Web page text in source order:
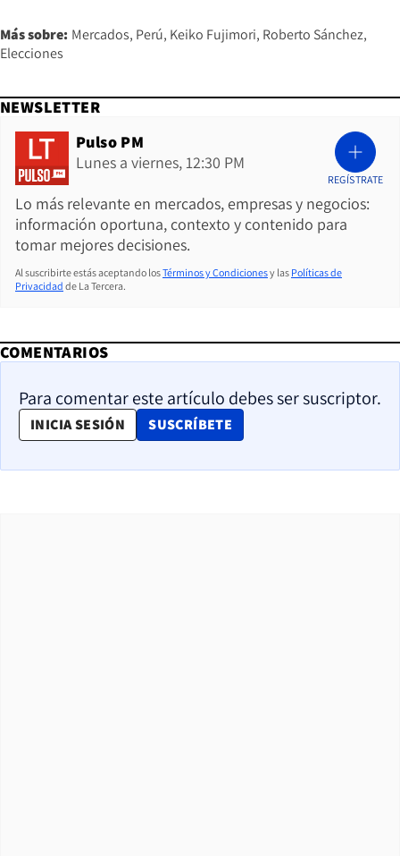
Más sobre: Mercados Perú Keiko Fujimori Roberto Sánchez
Elecciones
NEWSLETTER
Pulso PM
Lunes a viernes, 12:30 PM
Lo más relevante en mercados, empresas y negocios:
información oportuna, contexto y contenido para
tomar mejores decisiones.
REGÍSTRATE
Al suscribirte estás aceptando losTérminos y Condicionesy las Políticas de
Privacidad de La Tercera.
COMENTARIOS
Para comentar este artículo debes ser suscriptor.
INICIA SESIÓN SUSCRÍBETE
OPENS IN NEW WINDOW